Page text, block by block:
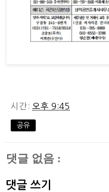
시간: 오후 9:45
공유
댓글 없음 :
댓글 쓰기